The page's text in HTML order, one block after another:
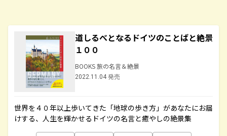
道しるべとなるドイツのことばと絶景
１００
BOOKS 旅の名言＆絶景
2022.11.04 発売
世界を４０年以上歩いてきた「地球の歩き方」があなたにお届
けする、人生を輝かせるドイツの名言と癒やしの絶景集